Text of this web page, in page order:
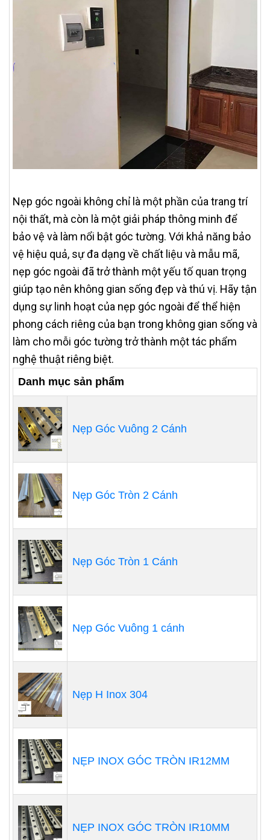
Nẹp góc ngoài không chỉ là một phần của trang trí
nội thất, mà còn là một giải pháp thông minh để
bảo vệ và làm nổi bật góc tường. Với khả năng bảo
vệ hiệu quả, sự đa dạng về chất liệu và mẫu mã,
nẹp góc ngoài đã trở thành một yếu tố quan trọng
giúp tạo nên không gian sống đẹp và thú vị. Hãy tận
dụng sự linh hoạt của nẹp góc ngoài để thể hiện
phong cách riêng của bạn trong không gian sống và
làm cho mỗi góc tường trở thành một tác phẩm
nghệ thuật riêng biệt.
Danh mục sản phẩm
Nẹp Góc Vuông 2 Cánh
Nẹp Góc Tròn 2 Cánh
Nẹp Góc Tròn 1 Cánh
Nẹp Góc Vuông 1 cánh
Nẹp H Inox 304
NẸP INOX GÓC TRÒN IR12MM
NẸP INOX GÓC TRÒN IR10MM